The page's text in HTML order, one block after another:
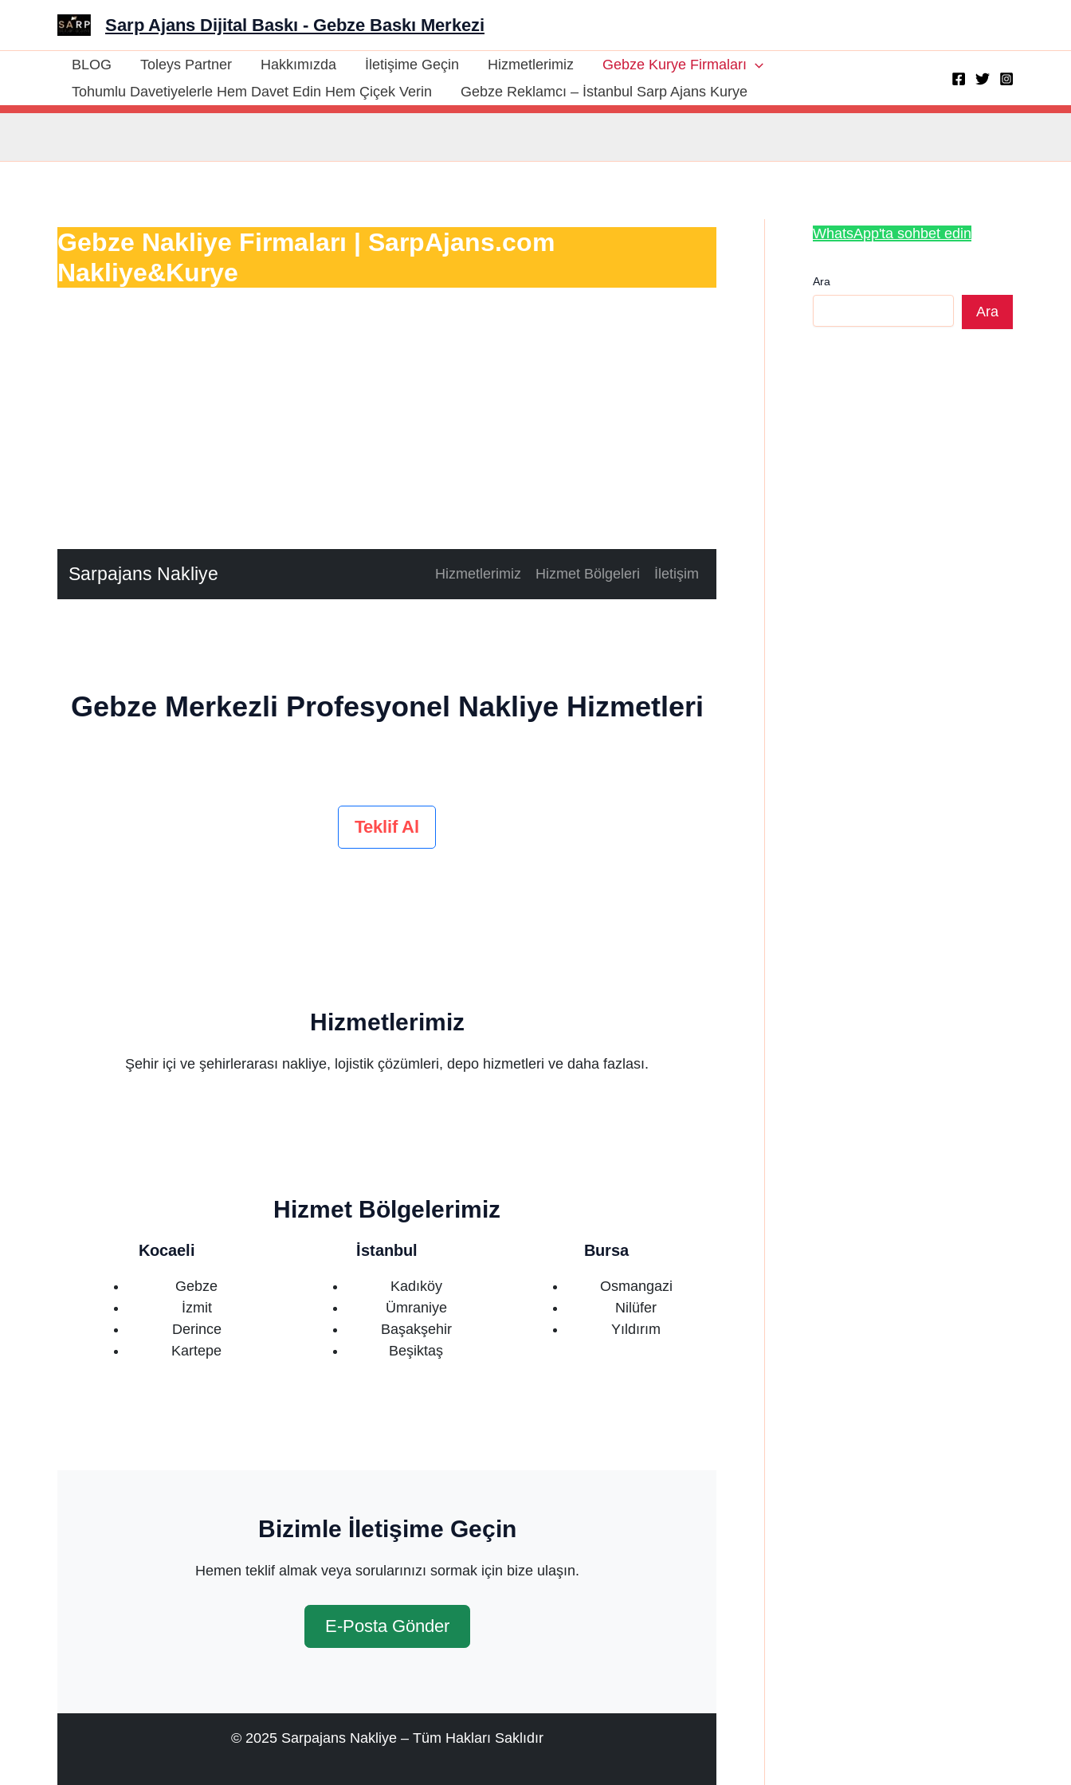
Sarp Ajans Dijital Baskı - Gebze Baskı Merkezi
BLOG Toleys Partner Hakkımızda İletişime Geçin Hizmetlerimiz
Gebze Kurye Firmaları
Tohumlu Davetiyelerle Hem Davet Edin Hem Çiçek Verin
Gebze Reklamcı – İstanbul Sarp Ajans Kurye
Gebze Nakliye Firmaları | SarpAjans.com
Nakliye&Kurye
Sarpajans Nakliye Hizmetlerimiz Hizmet Bölgeleri İletişim
Gebze Merkezli Profesyonel Nakliye Hizmetleri
Teklif Al
Hizmetlerimiz
Şehir içi ve şehirlerarası nakliye, lojistik çözümleri, depo hizmetleri ve daha fazlası.
Hizmet Bölgelerimiz
Kocaeli
Gebze
İzmit
Derince
Kartepe
İstanbul
Kadıköy
Ümraniye
Başakşehir
Beşiktaş
Bursa
Osmangazi
Nilüfer
Yıldırım
Bizimle İletişime Geçin
Hemen teklif almak veya sorularınızı sormak için bize ulaşın.
E-Posta Gönder
© 2025 Sarpajans Nakliye – Tüm Hakları Saklıdır
WhatsApp'ta sohbet edin
Ara
Ara